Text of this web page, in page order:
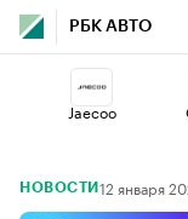
РБК АВТО
Jaecoo
Haval
НОВОСТИ 12 января